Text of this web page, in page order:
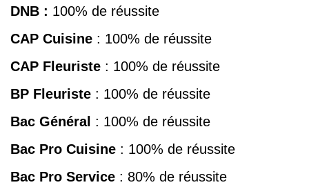
DNB : 100% de réussite
CAP Cuisine : 100% de réussite
CAP Fleuriste : 100% de réussite
BP Fleuriste : 100% de réussite
Bac Général : 100% de réussite
Bac Pro Cuisine : 100% de réussite
Bac Pro Service : 80% de réussite